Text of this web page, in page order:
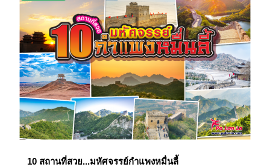
กำแพงเมืองจีนสำคัญที่ไม่ควรพลาด ตั้งแต่จุดเริ่ม
ต้นทางตะวันออก ไปจนถึงทางตะวันตกมาไว้ให้ได้
ชมกันค่ะ
10 สถานที่สวย...มหัศจรรย์กำแพงหมื่นลี้